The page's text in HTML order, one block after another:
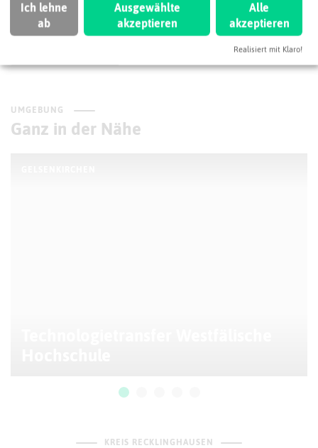
Regiochemie Wasserstoff
UMGEBUNG
Ganz in der Nähe
KREIS RECKLINGHAUSEN
Ich lehne
ab
Ausgewählte
akzeptieren
Alle
akzeptieren
Realisiert mit Klaro!